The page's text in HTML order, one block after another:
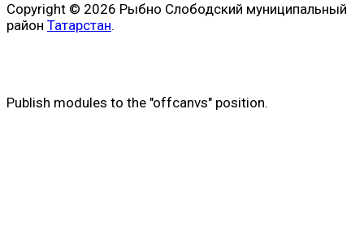
Copyright © 2026 Рыбно Слободский муниципальный
район Татарстан.
Publish modules to the "offcanvs" position.